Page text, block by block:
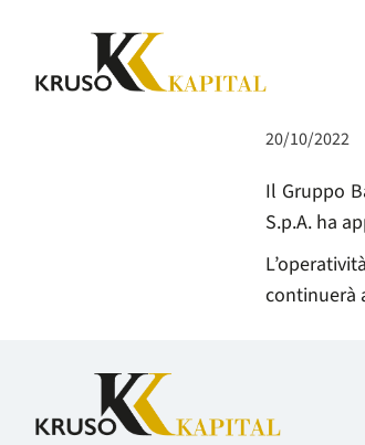
MODIFICA
20/10/2022
Il Gruppo
S.p.A. ha
continuerà